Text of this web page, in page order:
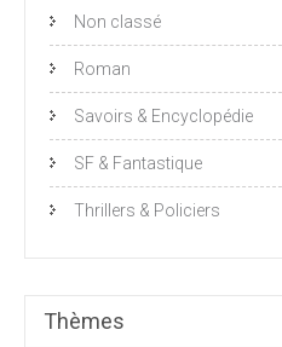
Non classé
Roman
Savoirs & Encyclopédie
SF & Fantastique
Thrillers & Policiers
Thèmes